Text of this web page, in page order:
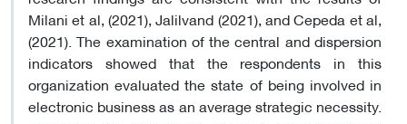
Milani et al, (2021), Jalilvand (2021), and Cepeda et al,
(2021). The examination of the central and dispersion
indicators showed that the respondents in this
organization evaluated the state of being involved in
electronic business as an average strategic necessity.